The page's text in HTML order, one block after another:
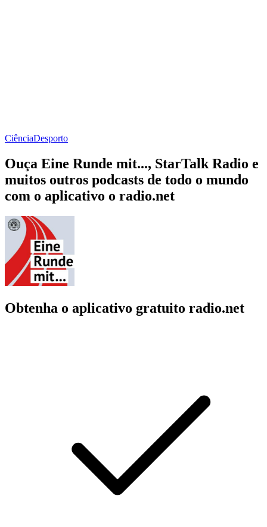
CiênciaDesporto
Ouça Eine Runde mit..., StarTalk Radio e
muitos outros podcasts de todo o mundo
com o aplicativo o radio.net
Obtenha o aplicativo gratuito radio.net